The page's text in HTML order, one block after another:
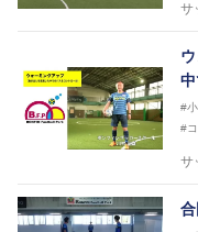
サ
#
#
サ